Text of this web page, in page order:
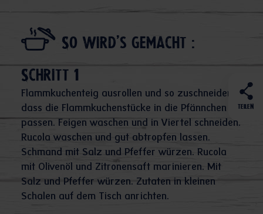
TEILEN
So wird's gemacht :
Schritt 1
Flammkuchenteig ausrollen und so zuschneiden,
dass die Flammkuchenstücke in die Pfännchen
passen. Feigen waschen und in Viertel schneiden.
Rucola waschen und gut abtropfen lassen.
Schmand mit Salz und Pfeffer würzen. Rucola
mit Olivenöl und Zitronensaft marinieren. Mit
Salz und Pfeffer würzen. Zutaten in kleinen
Schalen auf dem Tisch anrichten.